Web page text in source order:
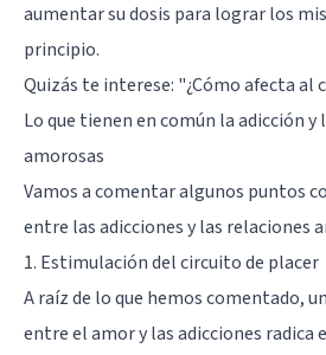
aumentar su dosis para lograr los
principio.
Quizás te interese: "¿Cómo afecta al
Lo que tienen en común la adicción y
amorosas
Vamos a comentar algunos puntos
entre las adicciones y las relaciones
1. Estimulación del circuito de placer
A raíz de lo que hemos comentado,
entre el amor y las adicciones radica